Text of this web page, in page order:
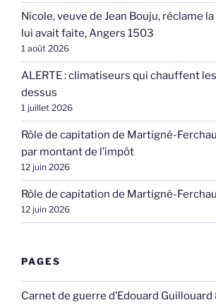
Nicole, veuve de Jean Bouju, réclame
lui avait faite, Angers 1503
1 août 2026
ALERTE : climatiseurs qui chauffent
dessus
1 juillet 2026
Rôle de capitation de Martigné-
par montant de l’impôt
12 juin 2026
Rôle de capitation de Martigné-
12 juin 2026
PAGES
Carnet de guerre d’Edouard Guillouard